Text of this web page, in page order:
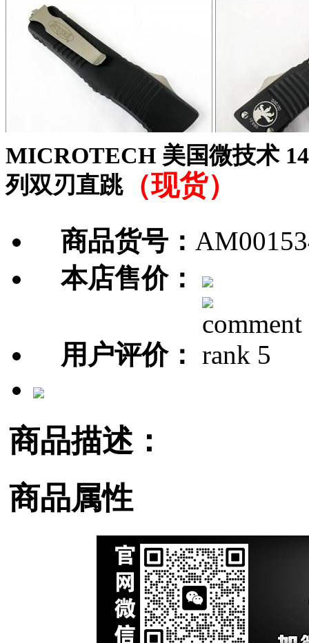
MICROTECH 美国微技术
列双刃直跳（现货）
商品货号：
本店售价：
用户评价：
商品描述：
商品属性